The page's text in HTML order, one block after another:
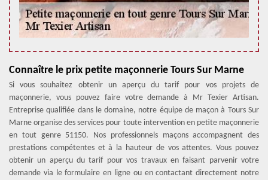
Connaître le prix petite maçonnerie Tours Sur Marne
Si vous souhaitez obtenir un aperçu du tarif pour vos projets de
maçonnerie, vous pouvez faire votre demande à Mr Texier Artisan.
Entreprise qualifiée dans le domaine, notre équipe de maçon à Tours Sur
Marne organise des services pour toute intervention en petite maçonnerie
en tout genre 51150. Nos professionnels maçons accompagnent des
prestations compétentes et à la hauteur de vos attentes. Vous pouvez
obtenir un aperçu du tarif pour vos travaux en faisant parvenir votre
demande via le formulaire en ligne ou en contactant directement notre